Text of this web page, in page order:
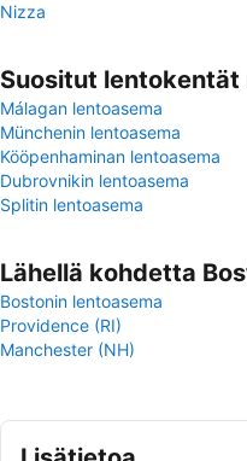
Nizza
Suositut lentokentät
Málagan lentoasema
Münchenin lentoasema
Kööpenhaminan lentoasema
Dubrovnikin lentoasema
Splitin lentoasema
Lähellä kohdetta
Bostonin lentoasema
Providence (RI)
Manchester (NH)